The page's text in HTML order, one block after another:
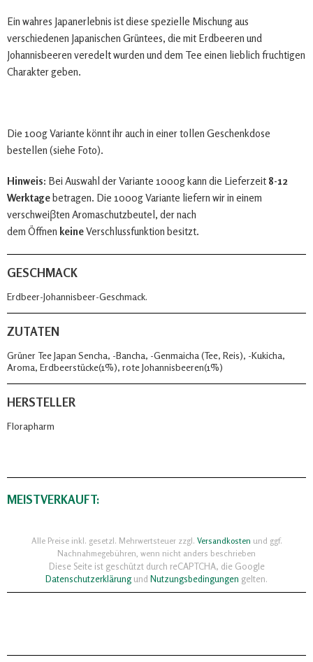
Ein wahres Japanerlebnis ist diese spezielle Mischung aus
verschiedenen Japanischen Grüntees, die mit Erdbeeren und
Johannisbeeren veredelt wurden und dem Tee einen lieblich fruchtigen
Charakter geben.
Die 100g Variante könnt ihr auch in einer tollen Geschenkdose
bestellen (siehe Foto).
Hinweis: Bei Auswahl der Variante 1000g kann die Lieferzeit 8-12
Werktagebetragen. Die 1000g Variante liefern wir in einem
verschweiβten Aromaschutzbeutel, der nach
dem Öffnen keineVerschlussfunktion besitzt.
GESCHMACK
Erdbeer-Johannisbeer-Geschmack.
ZUTATEN
Grüner Tee Japan Sencha, -Bancha, -Genmaicha (Tee, Reis), -Kukicha,
Aroma, Erdbeerstücke(1%), rote Johannisbeeren(1%)
HERSTELLER
Florapharm
MEISTVERKAUFT:
Alle Preise inkl. gesetzl. Mehrwertsteuer zzgl. Versandkosten und ggf.
Nachnahmegebühren, wenn nicht anders beschrieben
Diese Seite ist geschützt durch reCAPTCHA, die Google
Datenschutzerklärungund Nutzungsbedingungen gelten.